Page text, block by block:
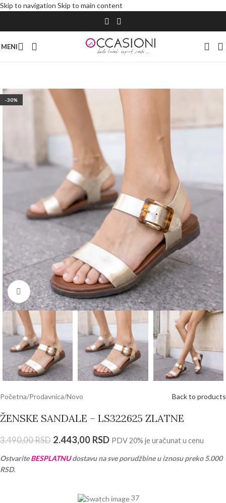
Skip to navigation Skip to main content
MENI
-30%
Click to enlarge
Početna/Prodavnica/Novo Back to products
ŽENSKE SANDALE – LS322625 ZLATNE
3.490,00RSD 2.443,00 RSD PDV 20% je uračunat u cenu
OstvariteBESPLATNUdostavu na sve porudžbine u iznosu preko 5.000
RSD.
37